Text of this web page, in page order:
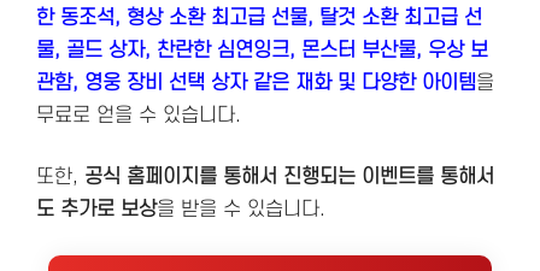
한 동조석, 형상 소환 최고급 선물, 탈것 소환 최고급 선
물, 골드 상자, 찬란한 심연잉크, 몬스터 부산물, 우상 보
관함, 영웅 장비 선택 상자 같은 재화 및 다양한 아이템을
무료로 얻을 수 있습니다.
또한, 공식 홈페이지를 통해서 진행되는 이벤트를 통해서
도 추가로 보상을 받을 수 있습니다.